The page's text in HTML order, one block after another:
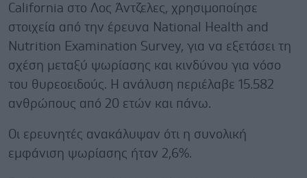
California στο Λος Άντζελες, χρησιμοποίησε
στοιχεία από την έρευνα National Health and
Nutrition Examination Survey, για να εξετάσει τη
σχέση μεταξύ ψωρίασης και κινδύνου για νόσο
του θυρεοειδούς. Η ανάλυση περιέλαβε 15.582
ανθρώπους από 20 ετών και πάνω.
Οι ερευνητές ανακάλυψαν ότι η συνολική
εμφάνιση ψωρίασης ήταν 2,6%.